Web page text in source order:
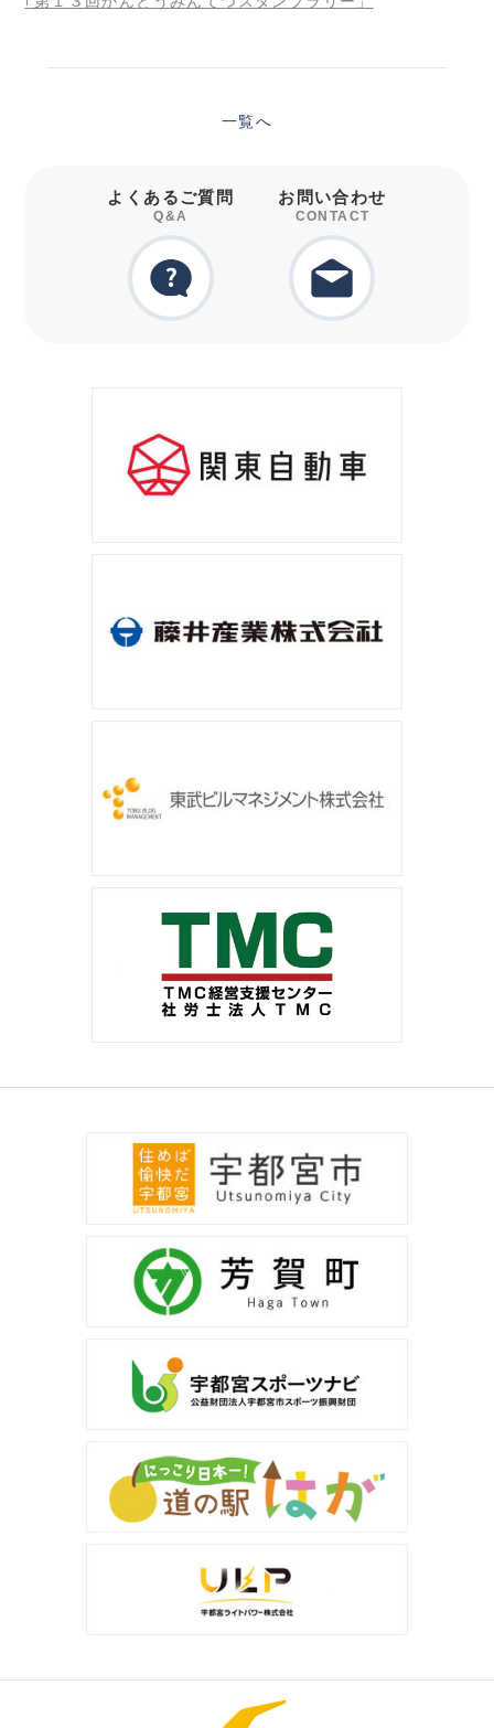
一覧へ
よくあるご質問
Q&A
お問い合わせ
CONTACT